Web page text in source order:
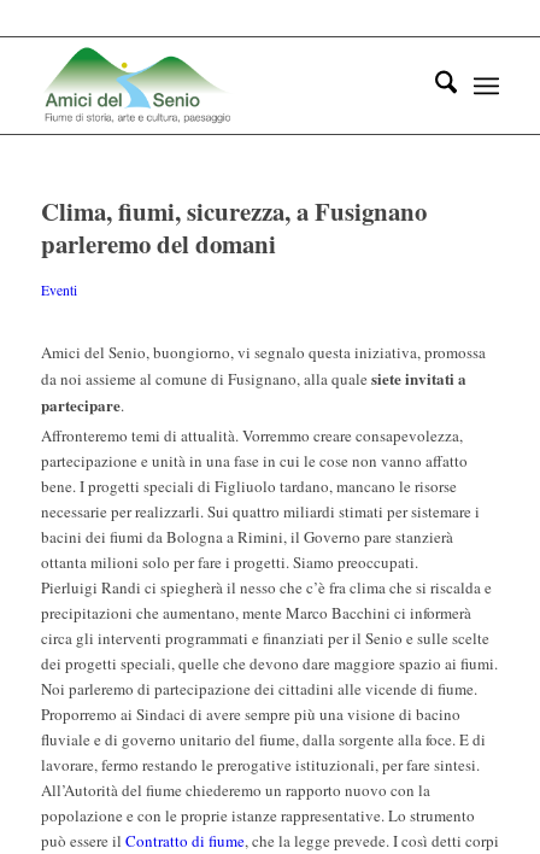
Clima, fiumi, sicurezza, a Fusignano
parleremo del domani
Eventi
Amici del Senio, buongiorno, vi segnalo questa iniziativa, promossa
da noi assieme al comune di Fusignano, alla quale siete invitati a
partecipare.
Affronteremo temi di attualità. Vorremmo creare consapevolezza,
partecipazione e unità in una fase in cui le cose non vanno affatto
bene. I progetti speciali di Figliuolo tardano, mancano le risorse
necessarie per realizzarli. Sui quattro miliardi stimati per sistemare i
bacini dei fiumi da Bologna a Rimini, il Governo pare stanzierà
ottanta milioni solo per fare i progetti. Siamo preoccupati.
Pierluigi Randi ci spiegherà il nesso che c’è fra clima che si riscalda e
precipitazioni che aumentano, mente Marco Bacchini ci informerà
circa gli interventi programmati e finanziati per il Senio e sulle scelte
dei progetti speciali, quelle che devono dare maggiore spazio ai fiumi.
Noi parleremo di partecipazione dei cittadini alle vicende di fiume.
Proporremo ai Sindaci di avere sempre più una visione di bacino
fluviale e di governo unitario del fiume, dalla sorgente alla foce. E di
lavorare, fermo restando le prerogative istituzionali, per fare sintesi.
All’Autorità del fiume chiederemo un rapporto nuovo con la
popolazione e con le proprie istanze rappresentative. Lo strumento
può essere il Contratto di fiume, che la legge prevede. I così detti corpi